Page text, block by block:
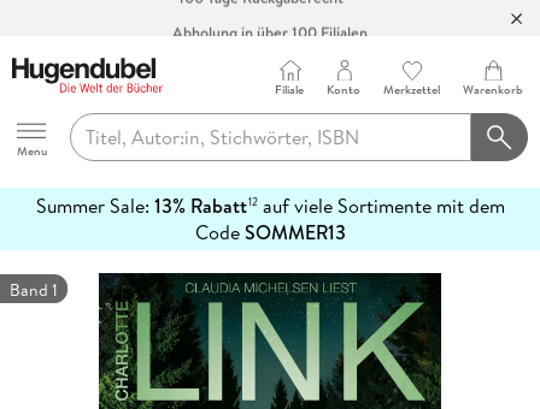
Hugendubel
Menu
Filiale Konto Merkzettel Warenkorb
Summer Sale: 13% Rabatt12auf viele Sortimente mit dem
CodeSOMMER13
erfahren
Band 1